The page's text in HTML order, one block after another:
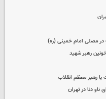
در مصلی امام خمینی (ره)
رهبر شهید
با رهبر معظم انقلاب
دنا در تهران